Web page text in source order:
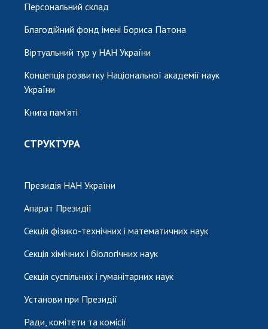
Персональний склад
Благодійний фонд імені Бориса Патона
Віртуальний тур у НАН України
Концепція розвитку Національної академії наук
України
Книга пам'яті
СТРУКТУРА
Президія НАН України
Апарат Президії
Секція фізико-технічних і математичних наук
Секція хімічних і біологічних наук
Секція суспільних і гуманітарних наук
Установи при Президії
Ради, комітети та комісії